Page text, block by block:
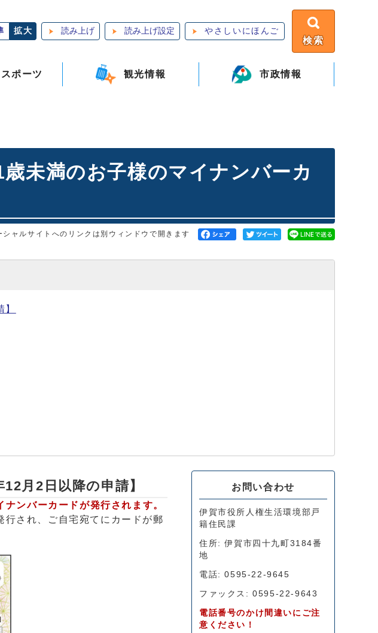
拡大 読み上げ 読み上げ設定 やさしいにほんご
検索
ポーツ 観光情報 市政情報
未満のお子様のマイナンバーカ
シャルサイトへのリンクは別ウィンドウで開きます
月2日以降の申請】
ンバーカードが発行されます。
され、ご自宅宛てにカードが郵
お問い合わせ
伊賀市役所人権生活環境部戸
籍住民課
住所: 伊賀市四十九町3184番
地
電話: 0595-22-9645
ファックス: 0595-22-9643
電話番号のかけ間違いにご注
意ください！